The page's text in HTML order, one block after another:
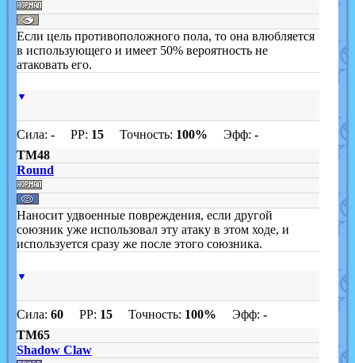
Если цель противоположного пола, то она влюбляется
в использующего и имеет 50% вероятность не
атаковать его.
▼
Сила: -PP: 15Точность: 100% Эфф: -
TM48
Round
Наносит удвоенные повреждения, если другой
союзник уже использовал эту атаку в этом ходе, и
используется сразу же после этого союзника.
▼
Сила: 60PP: 15Точность: 100% Эфф: -
TM65
Shadow Claw